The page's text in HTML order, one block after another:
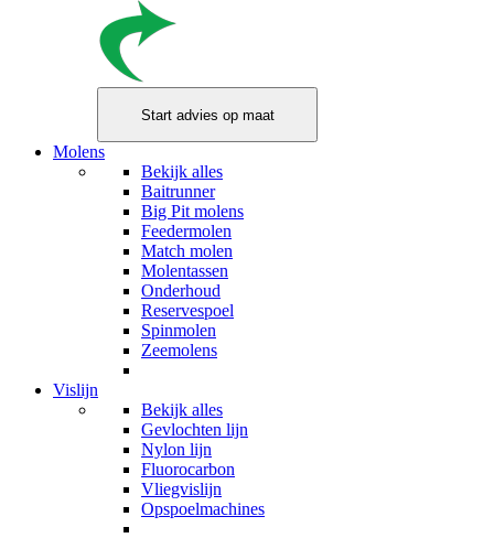
Molens
Bekijk alles
Baitrunner
Big Pit molens
Feedermolen
Match molen
Molentassen
Onderhoud
Reservespoel
Spinmolen
Zeemolens
Vislijn
Bekijk alles
Gevlochten lijn
Nylon lijn
Fluorocarbon
Vliegvislijn
Opspoelmachines